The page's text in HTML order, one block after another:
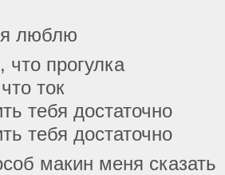
люблю
что прогулка
ток
тебя достаточно
тебя достаточно
макин меня сказать